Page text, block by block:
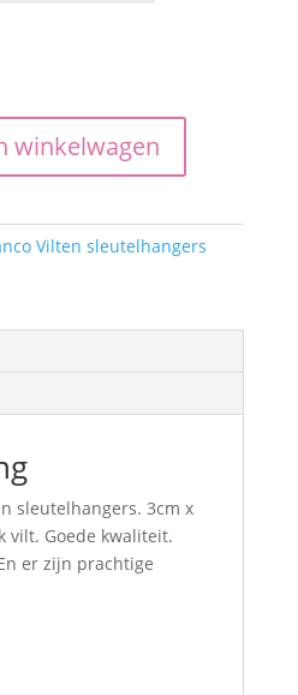
winkelwagen
Vilten sleutelhangers
sleutelhangers. 3cm x
vilt. Goede kwaliteit.
er zijn prachtige